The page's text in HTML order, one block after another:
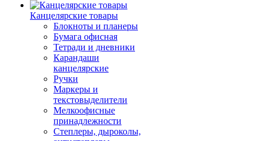
Канцелярские товары
Блокноты и планеры
Бумага офисная
Тетради и дневники
Карандаши
канцелярские
Ручки
Маркеры и
текстовыделители
Мелкоофисные
принадлежности
Степлеры, дыроколы,